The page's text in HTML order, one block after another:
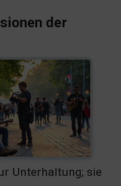
der
Unterhaltung; sie